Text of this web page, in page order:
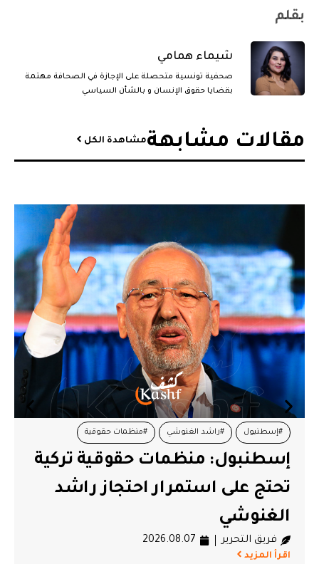
بقلم
شيماء همامي
صحفية تونسية متحصلة على الإجازة في الصحافة مهتمة
بقضايا حقوق الإنسان و بالشأن السياسي
مقالات مشابهة​مشاهدة الكل
#إسطنبول #راشد الغنوشي #منظمات حقوقية
إسطنبول: منظمات حقوقية تركية
تحتج على استمرار احتجاز راشد
الغنوشي
فريق التحرير 2026.08.07
اقرأ المزيد